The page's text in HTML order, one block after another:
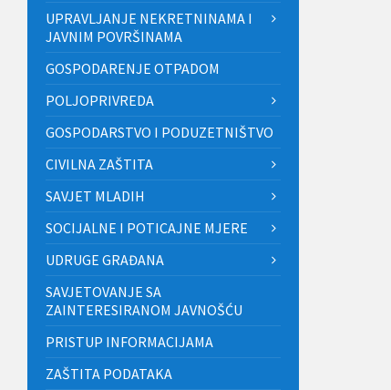
UPRAVLJANJE NEKRETNINAMA I
JAVNIM POVRŠINAMA
GOSPODARENJE OTPADOM
POLJOPRIVREDA
GOSPODARSTVO I PODUZETNIŠTVO
CIVILNA ZAŠTITA
SAVJET MLADIH
SOCIJALNE I POTICAJNE MJERE
UDRUGE GRAĐANA
SAVJETOVANJE SA
ZAINTERESIRANOM JAVNOŠĆU
PRISTUP INFORMACIJAMA
ZAŠTITA PODATAKA